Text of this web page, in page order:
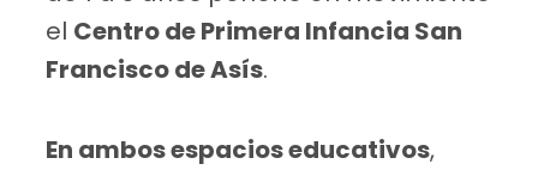
el Centro de Primera Infancia San
Francisco de Asís.
En ambos espacios educativos,